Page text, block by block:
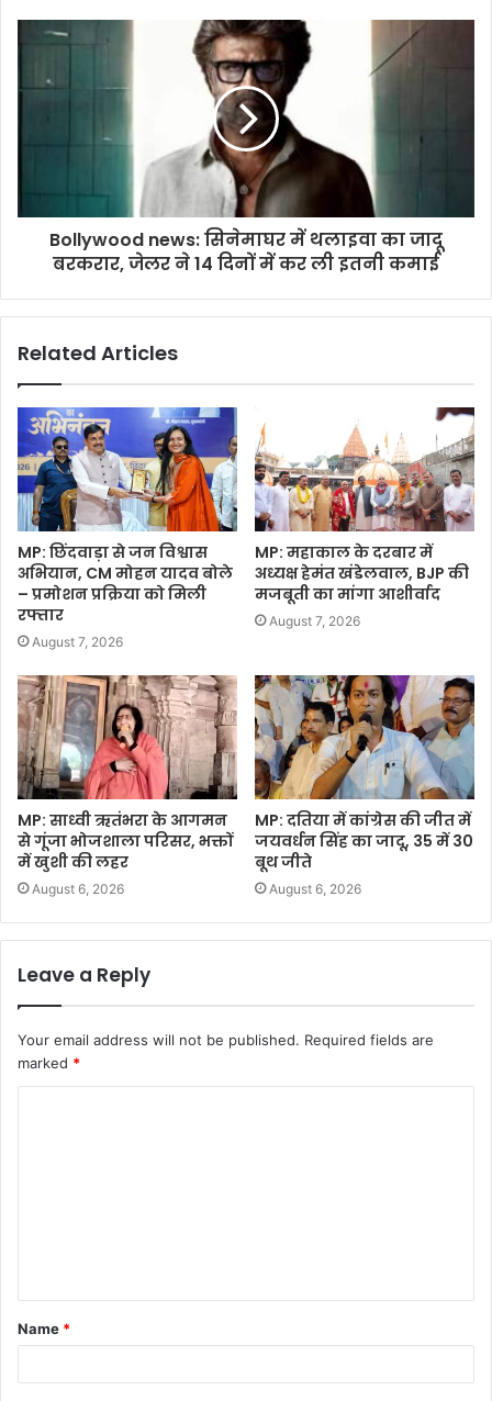
Bollywood news: सिनेमाघर में थलाइवा का जादू
बरकरार, जेलर ने 14 दिनों में कर ली इतनी कमाई
Related Articles
MP: छिंदवाड़ा से जन विश्वास
अभियान, CM मोहन यादव बोले
– प्रमोशन प्रक्रिया को मिली
रफ्तार
August 7, 2026
MP: महाकाल के दरबार में
अध्यक्ष हेमंत खंडेलवाल, BJP की
मजबूती का मांगा आशीर्वाद
August 7, 2026
MP: साध्वी ऋतंभरा के आगमन
से गूंजा भोजशाला परिसर, भक्तों
में खुशी की लहर
August 6, 2026
MP: दतिया में कांग्रेस की जीत में
जयवर्धन सिंह का जादू, 35 में 30
बूथ जीते
August 6, 2026
Leave a Reply
Your email address will not be published. Required fields are
marked *
t
*
Name *